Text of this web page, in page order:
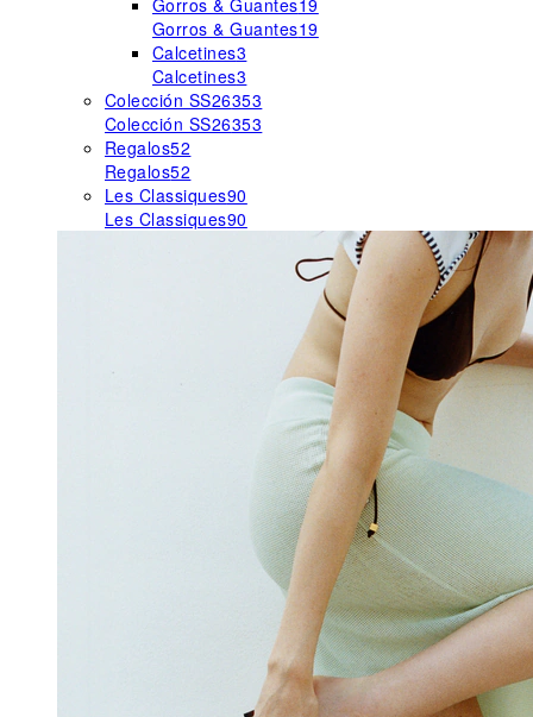
Gorros & Guantes19
Gorros & Guantes19
Calcetines3
Calcetines3
Colección SS26353
Colección SS26353
Regalos52
Regalos52
Les Classiques90
Les Classiques90